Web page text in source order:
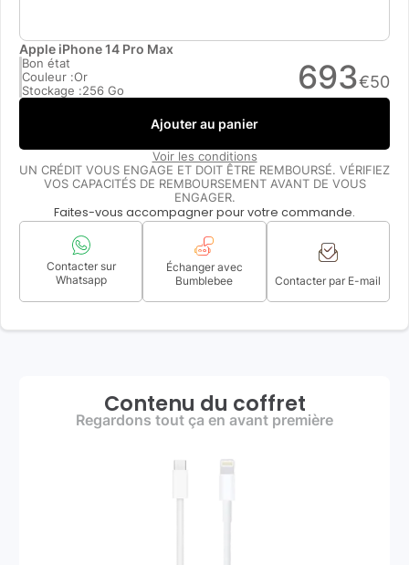
Apple iPhone 14 Pro Max
Bon état
Couleur :Or
Stockage :256 Go 693€50
Ajouter au panier
Voir les conditions
UN CRÉDIT VOUS ENGAGE ET DOIT ÊTRE REMBOURSÉ. VÉRIFIEZ
VOS CAPACITÉS DE REMBOURSEMENT AVANT DE VOUS
ENGAGER.
Faites-vous accompagner pour votre commande.
Contacter sur
Whatsapp
Échanger avec
Bumblebee
Contacter par E-mail
Contenu du coffret
Regardons tout ça en avant première